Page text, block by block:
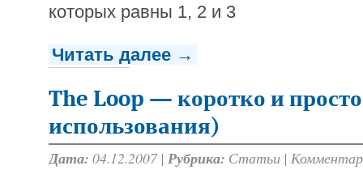
которых равны 1, 2 и 3
Читать далее →
The Loop — коротко и
использования)
Дата: 04.12.2007 | Рубрика: Статьи |